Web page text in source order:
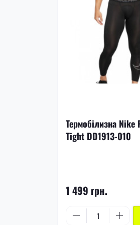
Термобілизна Nike
Tight DD1913-010
1 499 грн.